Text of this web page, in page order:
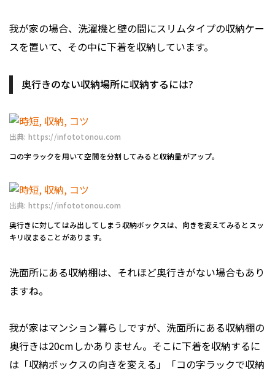
我が家の場合、洗濯機と壁の間にスリムタイプの収納ケー
スを置いて、その中に下着を収納しています。
奥行きのない収納場所に収納するには?
出典: https://infototonou.com
コの字ラックを用いて空間を分割してみると収納量がアップ。
出典: https://infototonou.com
奥行きに対してはみ出してしまう収納ボックスは、向きを変えてみるとスッ
キリ収まることがあります。
洗面所にある収納棚は、それほど奥行きがない場合もあり
ますね。
我が家はマンション暮らしですが、洗面所にある収納棚の
奥行きは20cmしかありません。そこに下着を収納するに
は「収納ボックスの向きを変える」「コの字ラックで収納